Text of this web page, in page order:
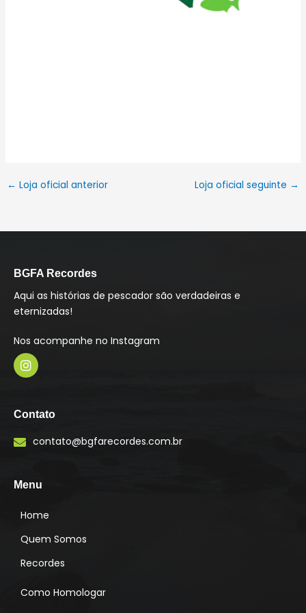
← Loja oficial anterior Loja oficial seguinte →
BGFA Recordes
Aqui as histórias de pescador são verdadeiras e
eternizadas!
Nos acompanhe no Instagram
s
t
a
g
m
Contato
contato@bgfarecordes.com.br
Menu
Home
Quem Somos
Recordes
Como Homologar